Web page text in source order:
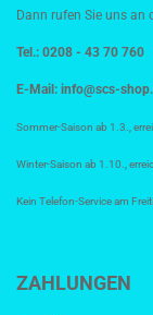
Dann rufen Sie uns an
Tel.: 0208 - 43 70 760
E-Mail: info@scs-
Sommer-Saison ab 1.3.,
Winter-Saison ab 1.10.,
Kein Telefon-Service am
ZAHLUNGEN